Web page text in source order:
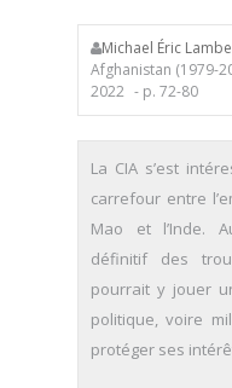
Michael Éric
Afghanistan (1979-
2022 - p. 72-80
La CIA s’est
carrefour entre
Mao et l’Inde.
définitif des
pourrait y jouer
politique, voire
protéger ses